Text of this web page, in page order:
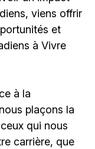
viens offrir
et
à Vivre
à la
plaçons la
qui nous
carrière, que